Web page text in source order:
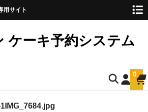
用サイト
ケーキ予約システム
0